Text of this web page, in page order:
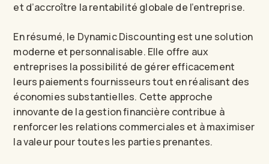
et d’accroître la rentabilité globale de l’entreprise.
En résumé, le Dynamic Discounting est une solution
moderne et personnalisable. Elle offre aux
entreprises la possibilité de gérer efficacement
leurs paiements fournisseurs tout en réalisant des
économies substantielles. Cette approche
innovante de la gestion financière contribue à
renforcer les relations commerciales et à maximiser
la valeur pour toutes les parties prenantes.